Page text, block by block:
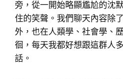
旁，從一開始略顯尷尬的沈
住的笑聲。我們聊天內容除
外，也在人類學、社會學、
徊，每天我都好想跟這群人
話。